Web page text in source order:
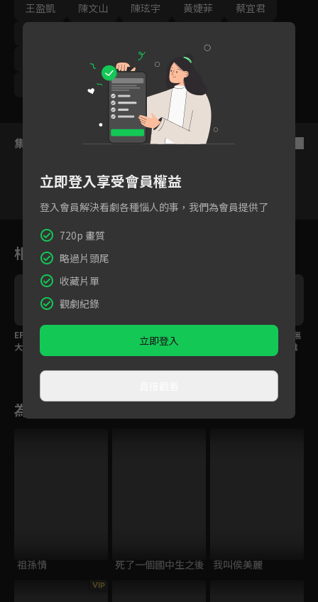
王盈凱
陳文山 陳玹宇 黃婕菲
蔡宜君
璟宣 張雁名
集數列表
2
相關花絮
EP53預告｜芳男家爆發
大衝突！大小老婆只能
留一個？
EP52預告｜鎮上關於寶
島的謠言四起，春燕還
被說成是變態？
EP51預告｜寶島門口無
故被貼符咒？究竟是誰
開這麼惡劣的玩笑？
為您推薦
祖孫情 死了一個國中生之後 我叫侯美麗
VIP
立即登入享受會員權益
登入會員解決看劇各種惱人的事，我們為會員提供了
720p 畫質
略過片頭尾
收藏片單
觀劇紀錄
立即登入